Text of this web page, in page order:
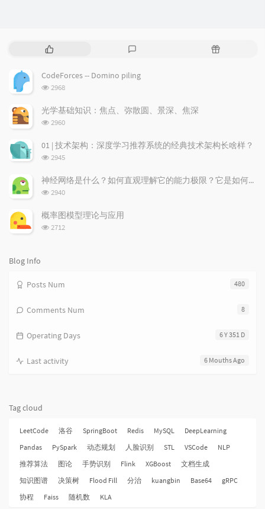
P
p
u
a
r
r
t
c
l
s
e
t
m
n
R
t
l
CodeForces -- Domino piling
浏
次
数:
2968
光学基础知识：焦点、弥散圆、景深、焦深
浏
次
数:
2960
01 | 技术架构：深度学习推荐系统的经典技术架构长啥样？
浏
次
数:
2945
神经网络是什么？如何直观理解它的能力极限？它是如何无限逼近真理？
浏
次
数:
2940
概率图模型理论与应用
浏
2712
Blog Info
480
Posts Num
8
Comments Num
6 Y 351 D
Operating Days
6 Mouths Ago
Last activity
Tag cloud
LeetCode 洛谷 SpringBoot Redis MySQL
DeepLearning
Pandas
PySpark 动态规划 人脸识别 STL VSCode
NLP
推荐算法
图论 手势识别 Flink XGBoost
文档生成
知识图谱
决策树 Flood Fill 分治 kuangbin Base64
gRPC
协程
Faiss 随机数 KLA